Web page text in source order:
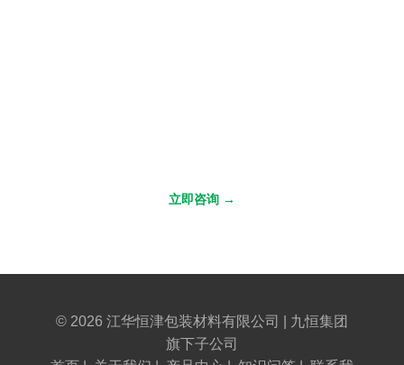
立即咨询 →
© 2026 江华恒津包装材料有限公司 | 九恒集团
旗下子公司